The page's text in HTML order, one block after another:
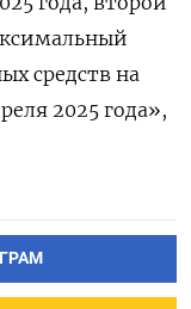
средств на
2025 года»,